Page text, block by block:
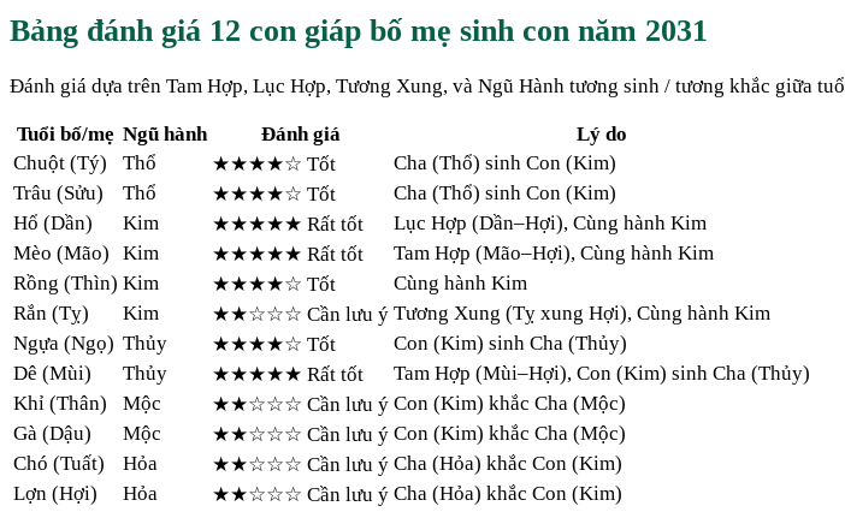
Bảng đánh giá 12 con giáp bố mẹ sinh con năm 2031
Đánh giá dựa trên Tam Hợp, Lục Hợp, Tương Xung, và Ngũ Hành tương sinh / tương khắc giữa
Tuổi bố/mẹ Ngũ hành Đánh giá
Lý do
Chuột (Tý) Thổ ★★★★☆ Tốt
Cha (Thổ) sinh Con (Kim)
Trâu (Sửu) Thổ ★★★★☆ Tốt
Cha (Thổ) sinh Con (Kim)
Hổ (Dần) Kim ★★★★★ Rất tốt
Lục Hợp (Dần–Hợi), Cùng hành Kim
Mèo (Mão) Kim ★★★★★ Rất tốt
Tam Hợp (Mão–Hợi), Cùng hành Kim
Rồng (Thìn) Kim ★★★★☆ Tốt
Cùng hành Kim
Rắn (Tỵ) Kim ★★☆☆☆ Cần lưu ý Tương Xung (Tỵ xung Hợi), Cùng hành Kim
Ngựa (Ngọ) Thủy ★★★★☆ Tốt
Con (Kim) sinh Cha (Thủy)
Dê (Mùi) Thủy ★★★★★ Rất tốt
Tam Hợp (Mùi–Hợi), Con (Kim) sinh Cha (Thủy)
Khỉ (Thân) Mộc ★★☆☆☆ Cần lưu ý Con (Kim) khắc Cha (Mộc)
Gà (Dậu) Mộc ★★☆☆☆ Cần lưu ý Con (Kim) khắc Cha (Mộc)
Chó (Tuất) Hỏa ★★☆☆☆ Cần lưu ý Cha (Hỏa) khắc Con (Kim)
Lợn (Hợi) Hỏa ★★☆☆☆ Cần lưu ý Cha (Hỏa) khắc Con (Kim)